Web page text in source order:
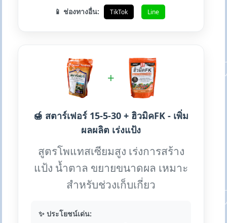
📱 ช่องทางอื่น: TikTok Line
+
🍯 สตาร์เฟอร์ 15-5-30 + ฮิวมิคFK - เพิ่ม
ผลผลิต เร่งแป้ง
สูตรโพแทสเซียมสูง เร่งการสร้าง
แป้ง น้ำตาล ขยายขนาดผล เหมาะ
สำหรับช่วงเก็บเกี่ยว
✨ ประโยชน์เด่น: